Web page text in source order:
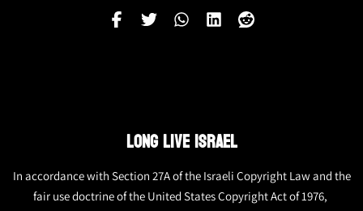
LONG LIVE ISRAEL
In accordance with Section 27A of the Israeli Copyright Law and the
fair use doctrine of the United States Copyright Act of 1976,